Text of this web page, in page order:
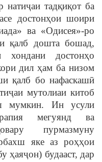
натиҷаи тадқиқот ба
достонҳои шоири
ва «Одисея»-ро
қалб дошта бошад,
достонҳо
дил ҳам ба низом
қалб бо нафаскашӣ
мутолиаи китоб
мумкин. Ин усули
мегуянд ва
пурмазмуну
яке аз роҳҳои
ҳаяҷон) будааст, дар